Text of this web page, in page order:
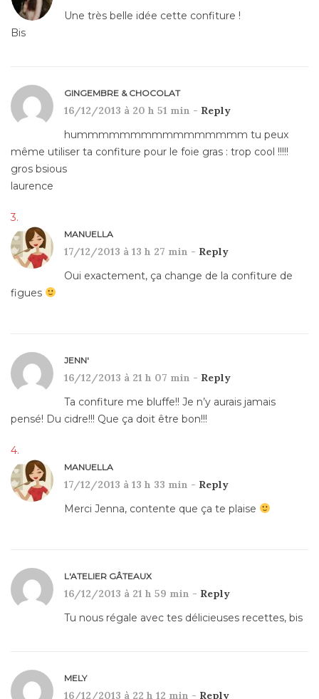
Une très belle idée cette confiture !
Bis
GINGEMBRE & CHOCOLAT
16/12/2013 à 20 h 51 min - Reply
hummmmmmmmmmmmmmmm tu peux
même utiliser ta confiture pour le foie gras : trop cool !!!!!
gros bsious
laurence
MANUELLA
17/12/2013 à 13 h 27 min - Reply
Oui exactement, ça change de la confiture de
figues
JENN'
16/12/2013 à 21 h 07 min - Reply
Ta confiture me bluffe!! Je n’y aurais jamais
pensé! Du cidre!!! Que ça doit être bon!!!
MANUELLA
17/12/2013 à 13 h 33 min - Reply
Merci Jenna, contente que ça te plaise
L'ATELIER GÂTEAUX
16/12/2013 à 21 h 59 min - Reply
Tu nous régale avec tes délicieuses recettes, bis
MELY
16/12/2013 à 22 h 12 min - Reply